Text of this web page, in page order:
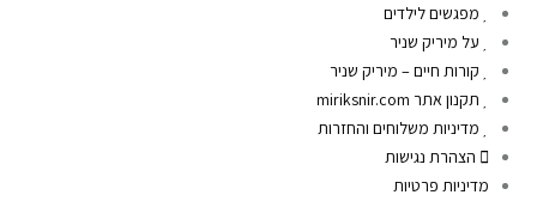
מפגשים לילדים
על מיריק שניר
קורות חיים – מיריק שניר
תקנון אתר miriksnir.com
מדיניות משלוחים והחזרות
הצהרת נגישות
מדיניות פרטיות